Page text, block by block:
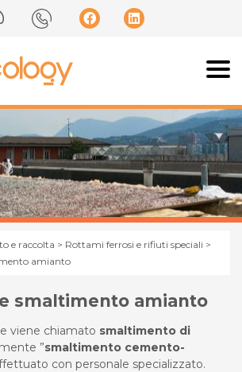
e raccolta > Rottami ferrosi e rifiuti speciali >
amianto
smaltimento amianto
viene chiamato smaltimento di
”smaltimento cemento-
con personale specializzato.